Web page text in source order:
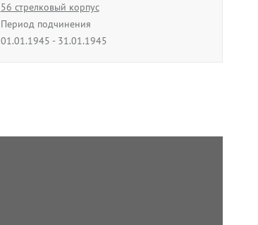
56 стрелковый корпус
Период подчинения
01.01.1945 - 31.01.1945